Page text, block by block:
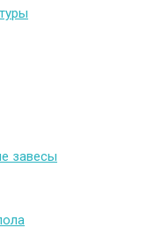
завесы